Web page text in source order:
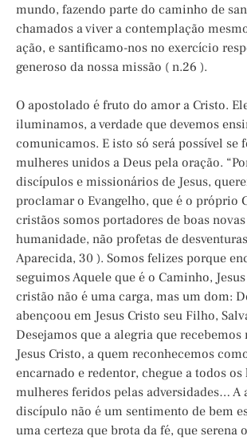
mundo, fazendo parte do caminho de
chamados a viver a contemplação
ação, e santificamo-nos no exercício
generoso da nossa missão ( n.26 ).
O apostolado é fruto do amor a Cristo.
iluminamos, a verdade que devemos
comunicamos. E isto só será possível se
mulheres unidos a Deus pela oração.
discípulos e missionários de Jesus,
proclamar o Evangelho, que é o próprio
cristãos somos portadores de boas
humanidade, não profetas de
Aparecida, 30 ). Somos felizes porque
seguimos Aquele que é o Caminho,
cristão não é uma carga, mas um dom:
abençoou em Jesus Cristo seu Filho,
Desejamos que a alegria que
Jesus Cristo, a quem reconhecemos
encarnado e redentor, chegue a todos os
mulheres feridos pelas adversidades… A
discípulo não é um sentimento de bem
uma certeza que brota da fé, que serena